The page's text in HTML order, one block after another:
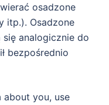
osadzone
itp.). Osadzone
analogicznie do
bezpośrednio
about you, use